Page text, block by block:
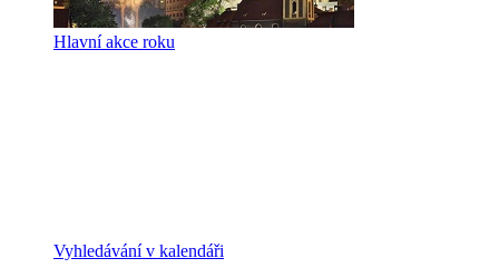
Hlavní akce roku
Vyhledávání v kalendáři